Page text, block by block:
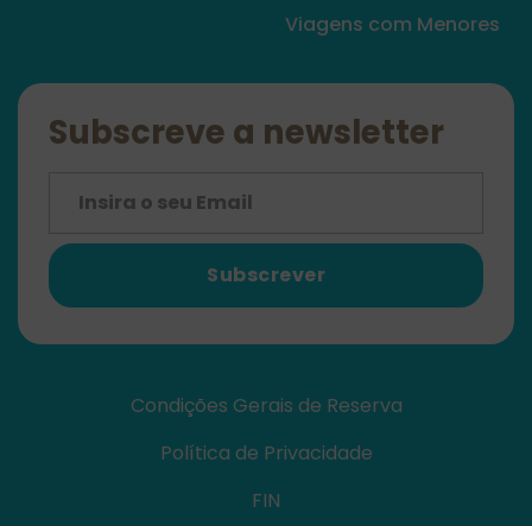
Viagens com Menores
Subscreve a newsletter
Subscrever
Condições Gerais de Reserva
Política de Privacidade
FIN